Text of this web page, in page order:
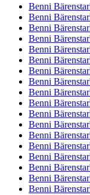
Benni
Benni
Benni
Benni
Benni
Benni
Benni
Benni
Benni
Benni
Benni
Benni
Benni
Benni
Benni
Benni
Benni
Benni